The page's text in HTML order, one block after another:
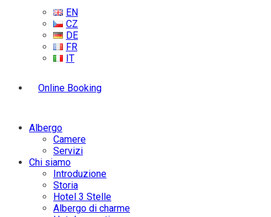
EN
CZ
DE
FR
IT
Online Booking
Albergo
Camere
Servizi
Chi siamo
Introduzione
Storia
Hotel 3 Stelle
Albergo di charme